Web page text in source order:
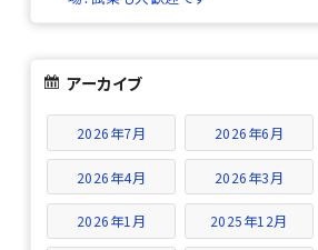
アーカイブ
2026年7月 2026年6月
2026年4月 2026年3月
2026年1月 2025年12月